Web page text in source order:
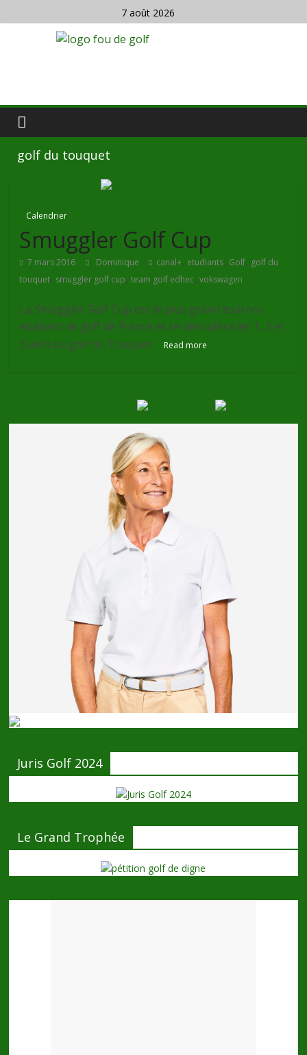
7 août 2026
golf du touquet
Calendrier
Smuggler Golf Cup
7 mars 2016 Dominique canal+, etudiants, Golf, golf du
touquet, smuggler golf cup,team golf edhec,vokswagen
La Smuggler Golf Cup est le plus grand tournoi
étudiant de golf de France et se déroulera les 1, 2 et
3 avril au golf du Touquet.
Read more
Juris Golf 2024
Le Grand Trophée